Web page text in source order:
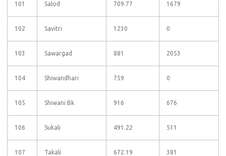
101 Salod 709.77 1679
102 Savitri 1230 0
103 Sawargad 881 2053
104 Shiwandhari 759 0
105 Shiwani Bk 916 676
106 Sukali 491.22 511
107 Takali 672.19 381